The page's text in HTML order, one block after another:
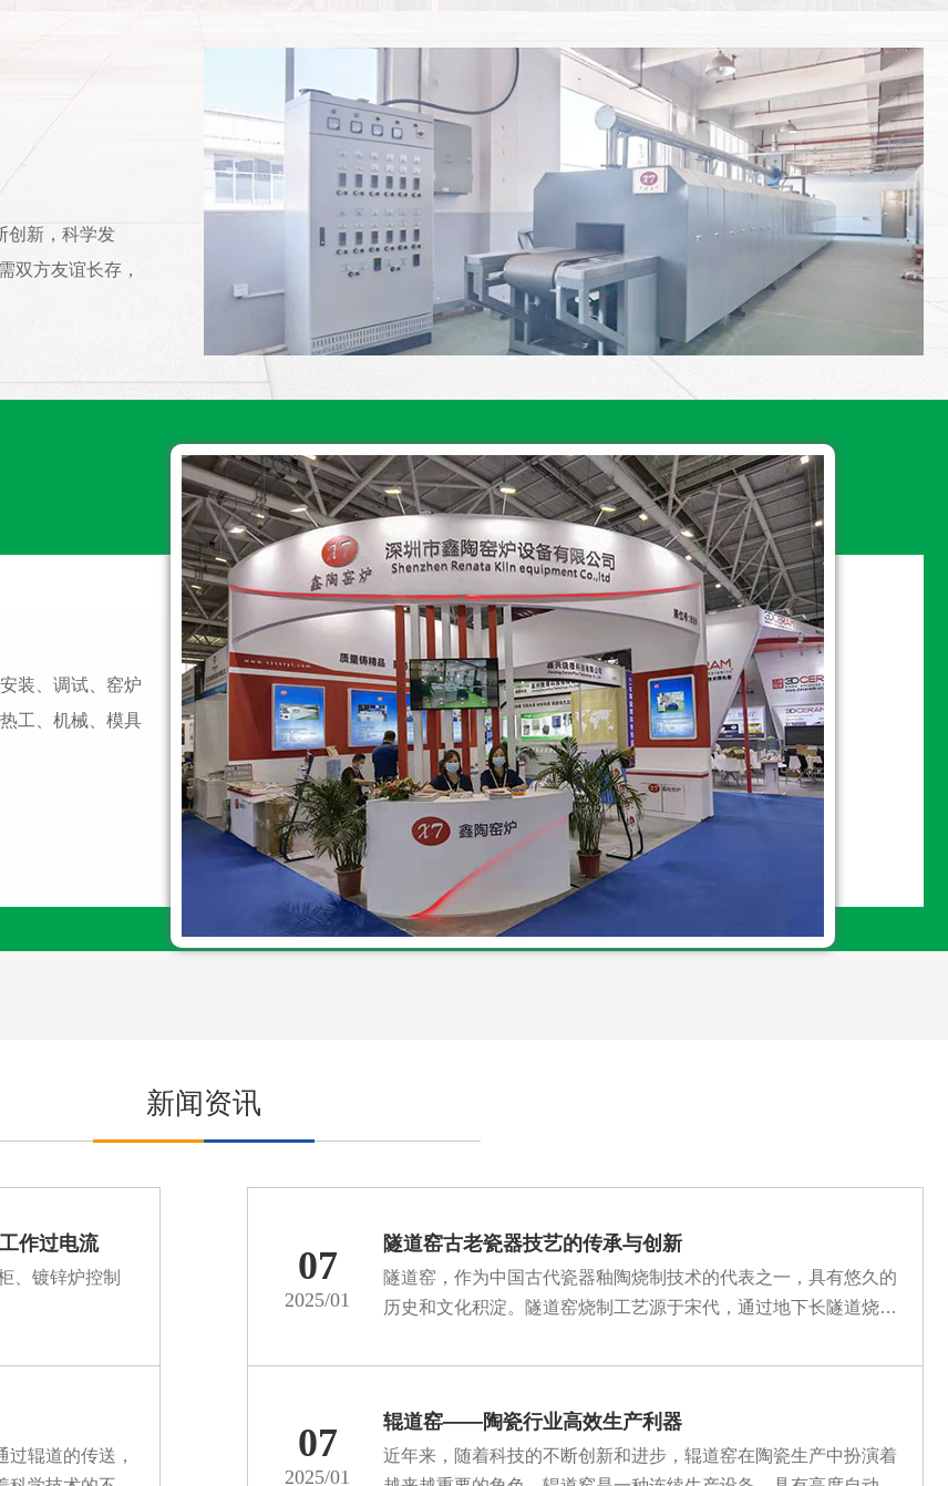
创新，科学发
双方友谊长存，
装、调试、窑炉
工、机械、模具
新闻资讯
作过电流
、镀锌炉控制
辊道的传送，
07
2025/01
隧道窑古老瓷器技艺的传承与创新
隧道窑，作为中国古代瓷器釉陶烧制技术的代表之一，具有悠久的
历史和文化积淀。隧道窑烧制工艺源于宋代，通过地下长隧道烧
07
2025/01
辊道窑——陶瓷行业高效生产利器
近年来，随着科技的不断创新和进步，辊道窑在陶瓷生产中扮演着